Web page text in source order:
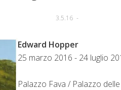
3.5.16 -
Edward Hopper
25 marzo 2016 - 24 luglio
Palazzo Fava / Palazzo